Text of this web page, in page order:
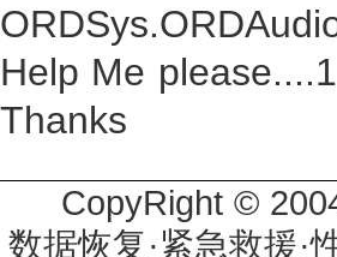
Help Me please....1
Thanks
CopyRight ©
数据恢复·紧急救援